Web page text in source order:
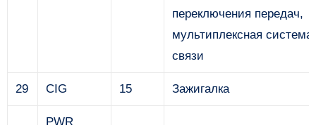
переключения передач,
мультиплексная система
связи
29 CIG 15 Зажигалка
PWR